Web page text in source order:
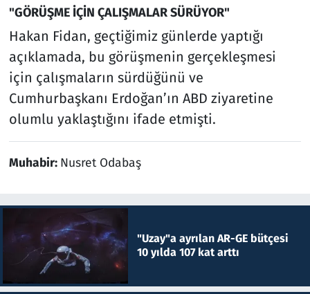
"GÖRÜŞME İÇİN ÇALIŞMALAR SÜRÜYOR"
Hakan Fidan, geçtiğimiz günlerde yaptığı
açıklamada, bu görüşmenin gerçekleşmesi
için çalışmaların sürdüğünü ve
Cumhurbaşkanı Erdoğan’ın ABD ziyaretine
olumlu yaklaştığını ifade etmişti.
Muhabir: Nusret Odabaş
"Uzay"a ayrılan AR-GE bütçesi
10 yılda 107 kat arttı